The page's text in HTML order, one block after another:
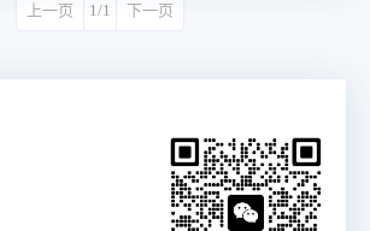
上一页 1/1 下一页